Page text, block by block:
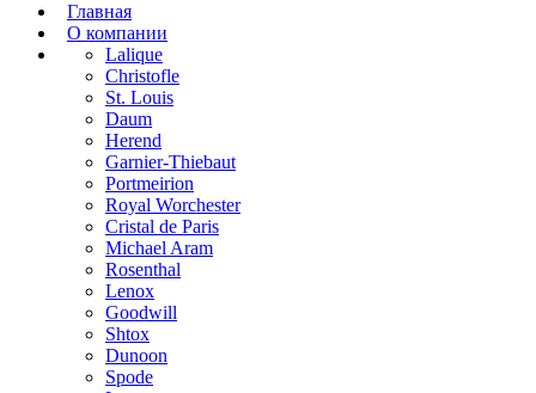
Главная
О компании
Lalique
Christofle
St. Louis
Daum
Herend
Garnier-Thiebaut
Portmeirion
Royal Worchester
Cristal de Paris
Michael Aram
Rosenthal
Lenox
Goodwill
Shtox
Dunoon
Spode